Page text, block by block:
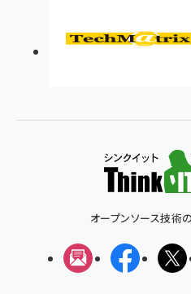
オープンソース技術
メルマガ